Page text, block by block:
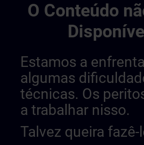
O Conteúdo
Disponível
Estamos a
algumas
técnicas. Os
a trabalhar nisso.
Talvez queira fazê-